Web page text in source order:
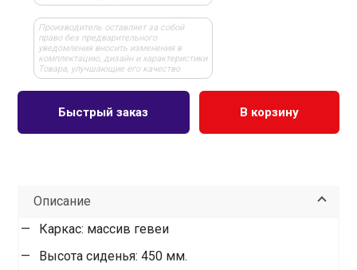
Производитель оставляет за собой
право без предварительного
уведомления вносить изменения в
комплектацию, дизайн и характеристики
Товара, улучшающие его качество
В корзину
Быстрый заказ
Описание
Каркас: массив гевеи
Высота сиденья: 450 мм.